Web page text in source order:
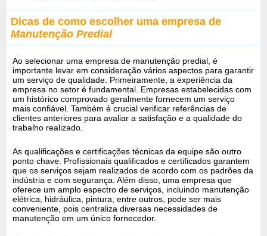
Dicas de como escolher uma empresa de
Manutenção Predial
Ao selecionar uma empresa de manutenção predial, é
importante levar em consideração vários aspectos para garantir
um serviço de qualidade. Primeiramente, a experiência da
empresa no setor é fundamental. Empresas estabelecidas com
um histórico comprovado geralmente fornecem um serviço
mais confiável. Também é crucial verificar referências de
clientes anteriores para avaliar a satisfação e a qualidade do
trabalho realizado.
As qualificações e certificações técnicas da equipe são outro
ponto chave. Profissionais qualificados e certificados garantem
que os serviços sejam realizados de acordo com os padrões da
indústria e com segurança. Além disso, uma empresa que
oferece um amplo espectro de serviços, incluindo manutenção
elétrica, hidráulica, pintura, entre outros, pode ser mais
conveniente, pois centraliza diversas necessidades de
manutenção em um único fornecedor.